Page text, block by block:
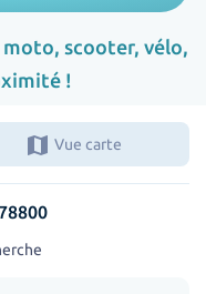
scooter, vélo,
!
map Vue carte